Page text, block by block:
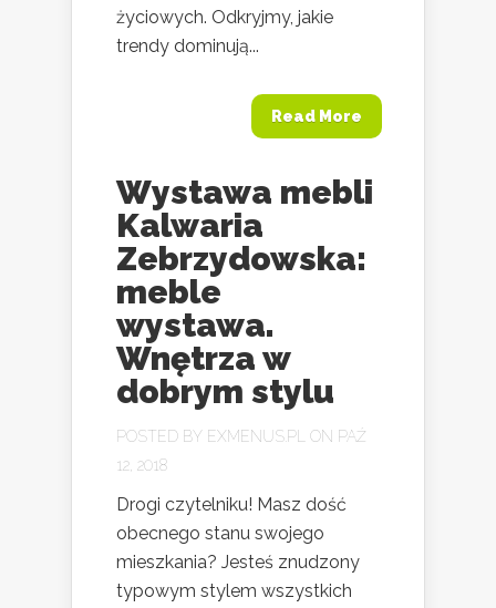
życiowych. Odkryjmy, jakie
trendy dominują...
Read More
Wystawa mebli
Kalwaria
Zebrzydowska:
meble
wystawa.
Wnętrza w
dobrym stylu
POSTED BY EXMENUS.PL
ON PAŹ
12, 2018
Drogi czytelniku! Masz dość
obecnego stanu swojego
mieszkania? Jesteś znudzony
typowym stylem wszystkich